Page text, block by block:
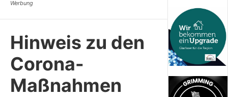
Hinweis zu den
Corona-
Maßnahmen